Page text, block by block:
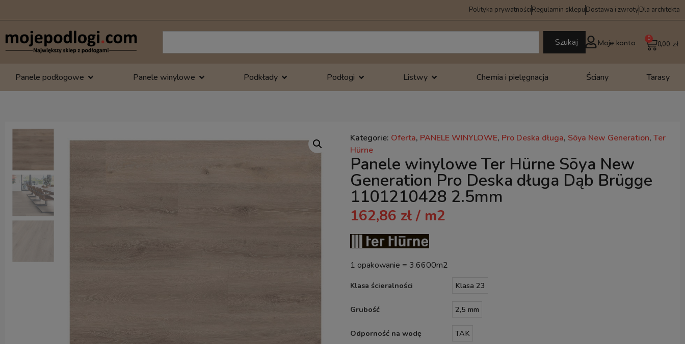
Polityka prywatnościRegulamin sklepuDostawa i zwrotyDla architekta
Szukaj Moje konto 0,00 zł
0
Panele podłogowe Panele winylowe Podkłady Podłogi Listwy Chemia i pielęgnacja Ściany Tarasy
Kategorie: Oferta, PANELE WINYLOWE, Pro Deska długa, Sōya New Generation, Ter
Hürne
Panele winylowe Ter Hürne Sōya New
Generation Pro Deska długa Dąb Brügge
1101210428 2.5mm
162,86 zł/ m2
1 opakowanie = 3.6600m2
Klasa ścieralności Klasa 23
Grubość 2,5 mm
Odporność na wodę TAK